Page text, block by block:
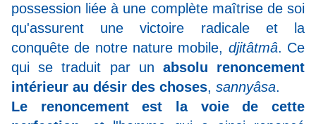
possession liée à une complète maîtrise de soi
qu'assurent une victoire radicale et la
conquête de notre nature mobile, djitâtmâ. Ce
qui se traduit par un absolu renoncement
intérieur au désir des choses, sannyâsa.
Le renoncement est la voie de cette